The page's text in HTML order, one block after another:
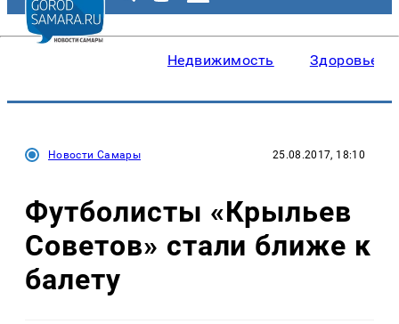
Недвижимость Здоровье
Новости Самары 25.08.2017, 18:10
Футболисты «Крыльев
Советов» стали ближе к
балету